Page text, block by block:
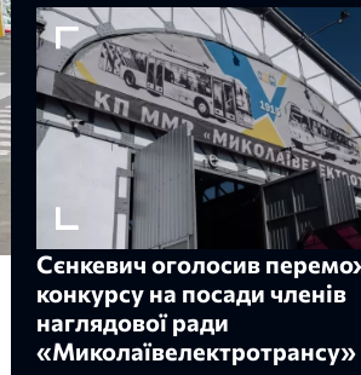
Сєнкевич оголосив
конкурсу на посади членів
наглядової ради
«Миколаївелектротрансу»